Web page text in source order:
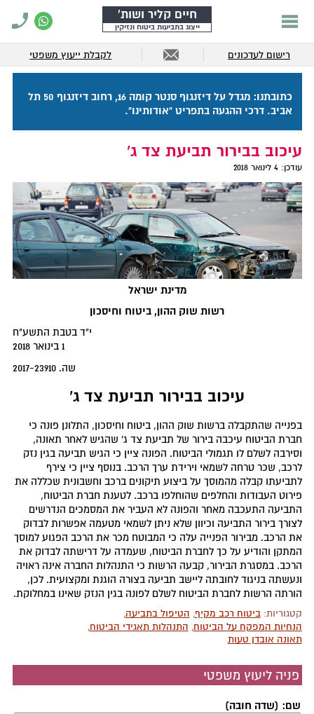
חיים קליר ושות'
ייצוג בתביעות ביטוח ונזיקין
רישום לעדכונים לקבלת ייעוץ משפטי
כתובתנו: מגדל על דיזנגוף סנטר קומה 16, רחוב דיזנגוף 50 תל
אביב. דרכי ההגעה בתפריט "אודותינו".
עיכוב בבירור תביעת צד ג'
עודכן:4 לינואר 2018
מדינת ישראל
רשות שוק ההון, ביטוח וחיסכון
י"ד בטבת התשע"ח
1 בינואר 2018
שה. 2017-23910
עיכוב בבירור תביעת צד ג'
בפנייה שהתקבלה ברשות שוק ההון, ביטוח וחיסכון, התלונן פונה כי
חברת הביטוח עיכבה בירור של תביעת צד ג' שהגיש לאחר תאונה,
וסירבה לשלם לו תגמולי הביטוח. הפונה ציין כי הגיש תביעה בגין נזק
לרכב, שכר טרחה לשמאי וירידת ערך הרכב. בנוסף ציין כי צירף
לתביעתו קבלה מהמוסך על ביצוע תיקונים ברכב וחשבונית שכללה את
פירוט העבודות והחלפים שהוחלפו ברכב. לטענת חברת הביטוח,
התביעה התעכבה מאחר והפונה לא העביר את המסמכים הנדרשים
לצורך בירור התביעה וכיוון שלא ניתן לשמאי מטעמה אפשרות לבדוק
את הרכב. מבירור הפנייה עלה כי המבוטח מכר את הרכב הפגוע למוסך
המתקן והודיע על כך לחברת הביטוח, שעמדה על דרישתה לבדוק את
הרכב. במסגרת הבירור, קבעה הרשות כי התנהלות החברה אינה ראויה
ונעשתה בניגוד לחובתה ליישב תביעה בצורה הוגנת ומקצועית. לכן,
הורתה הרשות לחברת הביטוח לשלם לפונה בגין הנזק שאינו במחלוקת.
קטגוריות:ביטוח רכב מקיף, הטיפול בתביעה,
הנחיות המפקח על הביטוח, התנהלות תאגידי הביטוח,
תאונה אובדן טעות
פניה ליעוץ משפטי
שם: (שדה חובה)